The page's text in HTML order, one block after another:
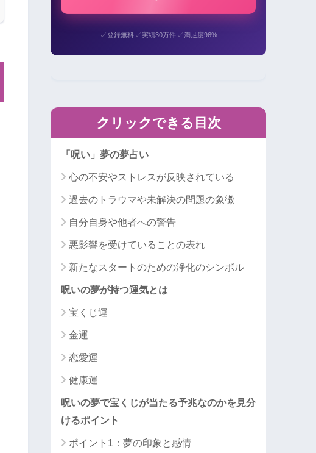
✓登録無料 ✓実績30万件 ✓満足度96%
クリックできる目次
「呪い」夢の夢占い
心の不安やストレスが反映されている
過去のトラウマや未解決の問題の象徴
自分自身や他者への警告
悪影響を受けていることの表れ
新たなスタートのための浄化のシンボル
呪いの夢が持つ運気とは
宝くじ運
金運
恋愛運
健康運
呪いの夢で宝くじが当たる予兆なのかを見分
けるポイント
ポイント1：夢の印象と感情